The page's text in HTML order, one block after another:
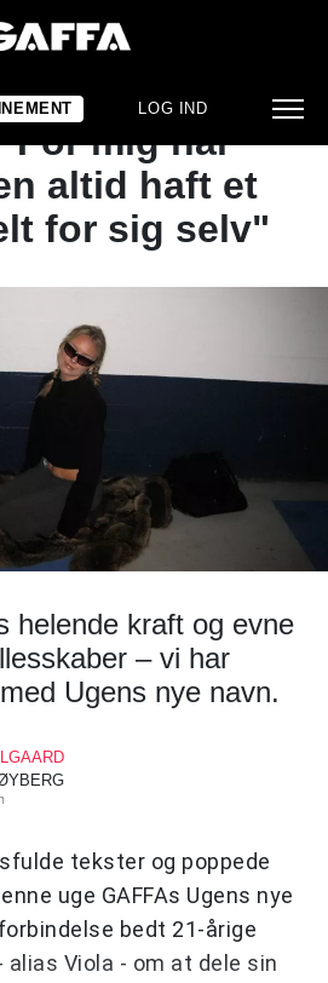
LOG IND
ARTIKEL
til ugens nye
mig har
altid haft et
for sig selv"
helende kraft og evne
– vi har
Ugens nye navn.
tekster og poppede
uge GAFFAs Ugens nye
bedt 21-årige
alias Viola - om at dele sin